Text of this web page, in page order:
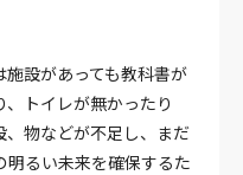
設があっても教科書が
トイレが無かったり
物などが不足し、まだ
明るい未来を確保するた